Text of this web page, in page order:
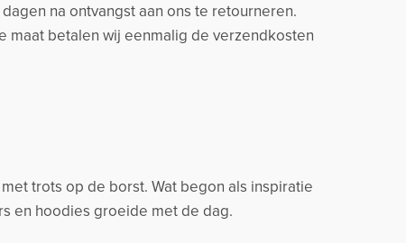
na ontvangst aan ons te retourneren.
maat betalen wij eenmalig de verzendkosten
trots op de borst. Wat begon als inspiratie
en hoodies groeide met de dag.